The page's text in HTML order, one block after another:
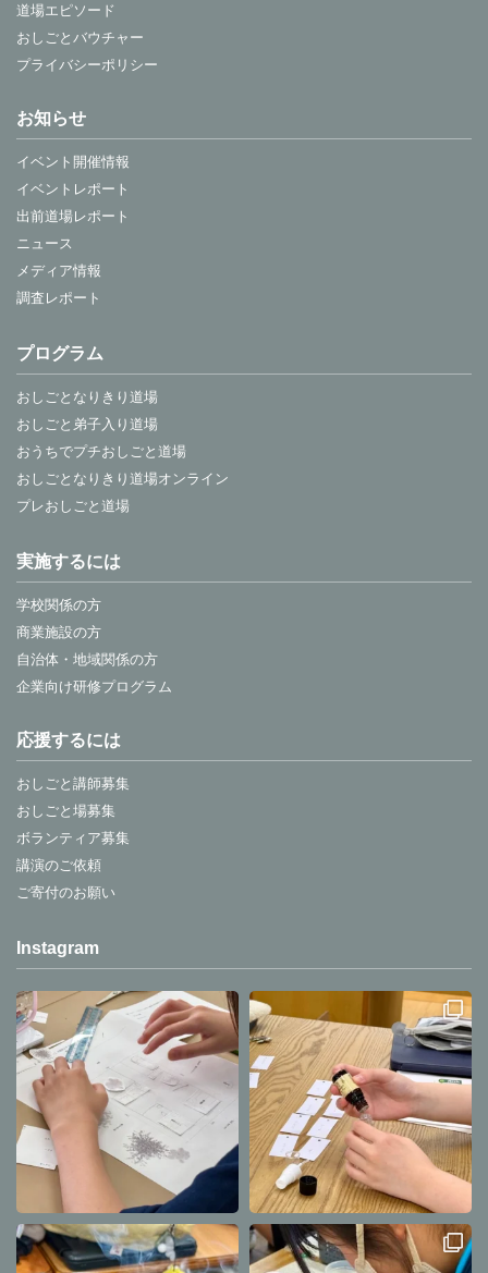
道場エピソード
おしごとバウチャー
プライバシーポリシー
お知らせ
イベント開催情報
イベントレポート
出前道場レポート
ニュース
メディア情報
調査レポート
プログラム
おしごとなりきり道場
おしごと弟子入り道場
おうちでプチおしごと道場
おしごとなりきり道場オンライン
プレおしごと道場
実施するには
学校関係の方
商業施設の方
自治体・地域関係の方
企業向け研修プログラム
応援するには
おしごと講師募集
おしごと場募集
ボランティア募集
講演のご依頼
ご寄付のお願い
Instagram